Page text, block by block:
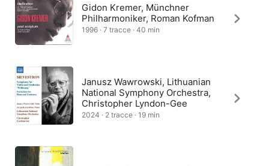
Gidon Kremer, Münchner
Philharmoniker, Roman Kofman
1996 · 7 tracce · 40 min
Janusz Wawrowski, Lithuanian
National Symphony Orchestra,
Christopher Lyndon-Gee
2024 · 2 tracce · 19 min